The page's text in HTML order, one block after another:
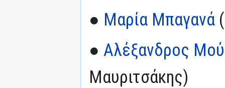
● Μαρία Μπαγανά
● Αλέξανδρος
Μαυριτσάκης)